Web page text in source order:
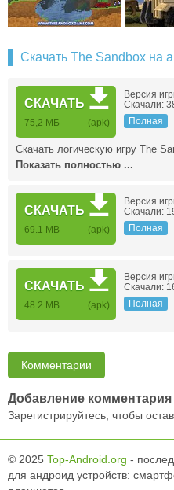
Скачать The Sandbox на
СКАЧАТЬ
75,2 МБ (apk)
Версия
Скачали:
Полная
Скачать логическую игру The
Показать полностью ...
СКАЧАТЬ
69.1 MB (apk)
Версия
Скачали:
Полная
СКАЧАТЬ
48.2 MB (apk)
Версия
Скачали:
Полная
Комментарии
Добавление комментария
Зарегистрируйтесь, чтобы
© 2025 Top-Android.org -
для андроид устройств: